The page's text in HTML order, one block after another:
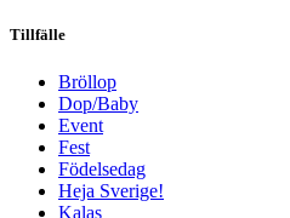
Tillfälle
Bröllop
Dop/Baby
Event
Fest
Födelsedag
Heja Sverige!
Kalas